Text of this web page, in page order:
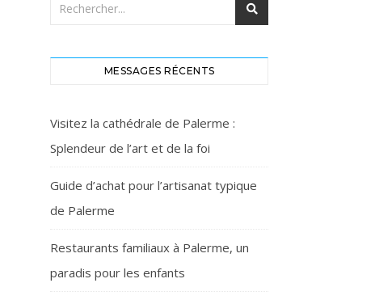
MESSAGES RÉCENTS
Visitez la cathédrale de Palerme :
Splendeur de l’art et de la foi
Guide d’achat pour l’artisanat typique
de Palerme
Restaurants familiaux à Palerme, un
paradis pour les enfants